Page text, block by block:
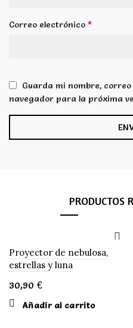
Correo electrónico *
Guarda mi nombre,
navegador para la próxima
PRODUCTOS
Proyector de nebulosa,
estrellas y luna
30,90 €
Añadir al carrito